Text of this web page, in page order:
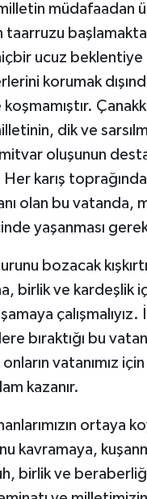
müdafaadan
taarruzu
ucuz beklentiye
korumak
dik ve
oluşunun
Her karış
olan bu vatanda,
yaşanması
bozacak
birlik ve kardeşlik
bıraktığı bu
vatanımız için
kazanır.
ortaya
kavramaya,
birlik ve